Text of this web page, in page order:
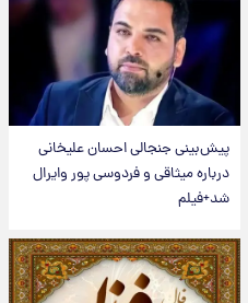
پیش‌بینی جنجالی احسان علیخانی
درباره میثاقی و فردوسی پور وایرال
شد+فیلم